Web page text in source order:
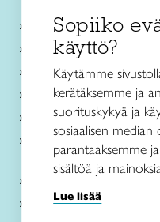
Käsityökurssit ja
Ajankohtaista
Käsityöohjeet
Me olemme Taito
Paikallinen toiminta
Verkkokaupat
Kirjaudu Arviin
Kirjaudu Taitocampukseen
Sopiiko
käyttö?
Käytämme
kerätäksemme ja
suorituskykyä ja
sosiaalisen median
parantaaksemme
sisältöä ja
Lue lisää